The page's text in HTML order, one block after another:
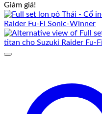
Giảm giá!